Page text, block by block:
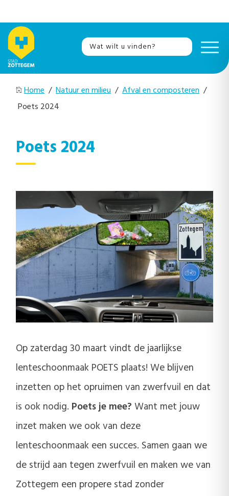
Home / Natuur en milieu / Afval en composteren /
Poets 2024
Poets 2024
Op zaterdag 30 maart vindt de jaarlijkse
lenteschoonmaak POETS plaats! We blijven
inzetten op het opruimen van zwerfvuil en dat
is ook nodig. Poets je mee? Want met jouw
inzet maken we ook van deze
lenteschoonmaak een succes. Samen gaan we
de strijd aan tegen zwerfvuil en maken we van
Zottegem een propere stad zonder